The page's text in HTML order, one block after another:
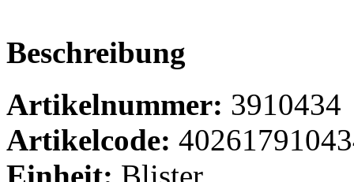
Beschreibung
Artikelnummer: 3910434
Artikelcode:
Einheit: Blister